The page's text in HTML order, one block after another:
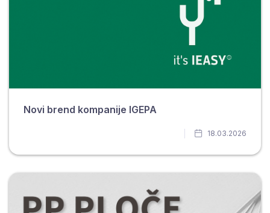
Novi brend kompanije IGEPA
18.03.2026